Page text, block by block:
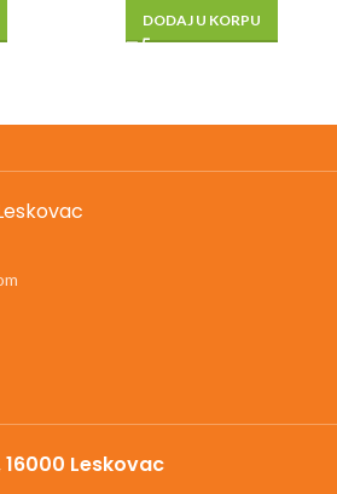
DODAJ U KORPU
16000 Leskovac